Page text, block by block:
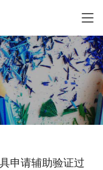
申请辅助验证过